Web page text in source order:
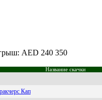
AED 240 350
Название скачки
Кап